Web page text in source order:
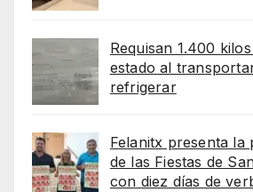
Requisan 1.400
estado al
refrigerar
Felanitx presenta la
de las Fiestas de
con diez días de